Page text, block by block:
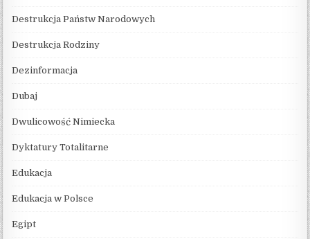
Destrukcja Państw Narodowych
Destrukcja Rodziny
Dezinformacja
Dubaj
Dwulicowość Nimiecka
Dyktatury Totalitarne
Edukacja
Edukacja w Polsce
Egipt